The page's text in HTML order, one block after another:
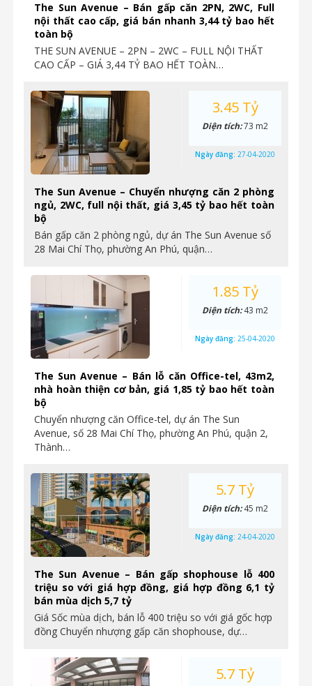
The Sun Avenue – Bán gấp căn 2PN, 2WC, Full
nội thất cao cấp, giá bán nhanh 3,44 tỷ bao hết
toàn bộ
THE SUN AVENUE – 2PN – 2WC – FULL NỘI THẤT
CAO CẤP – GIÁ 3,44 TỶ BAO HẾT TOÀN…
The Sun Avenue – Chuyển nhượng căn 2 phòng
ngủ, 2WC, full nội thất, giá 3,45 tỷ bao hết toàn
bộ
Bán gấp căn 2 phòng ngủ, dự án The Sun Avenue số
28 Mai Chí Thọ, phường An Phú, quận…
3.45 Tỷ
Diện tích:73 m2
Ngày đăng: 27-04-2020
The Sun Avenue – Bán lỗ căn Office-tel, 43m2,
nhà hoàn thiện cơ bản, giá 1,85 tỷ bao hết toàn
bộ
Chuyển nhượng căn Office-tel, dự án The Sun
Avenue, số 28 Mai Chí Thọ, phường An Phú, quận 2,
Thành…
1.85 Tỷ
Diện tích:43 m2
Ngày đăng: 25-04-2020
The Sun Avenue – Bán gấp shophouse lỗ 400
triệu so với giá hợp đồng, giá hợp đồng 6,1 tỷ
bán mùa dịch 5,7 tỷ
Giá Sốc mùa dịch, bán lỗ 400 triệu so với giá gốc hợp
đồng Chuyển nhượng gấp căn shophouse, dự…
5.7 Tỷ
Diện tích:45 m2
Ngày đăng: 24-04-2020
5.7 Tỷ